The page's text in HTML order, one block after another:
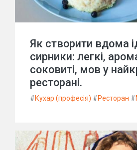
Як створити вдома
сирники: легкі,
соковиті, мов у
ресторані.
#Кухар (професія) #Ресторан #